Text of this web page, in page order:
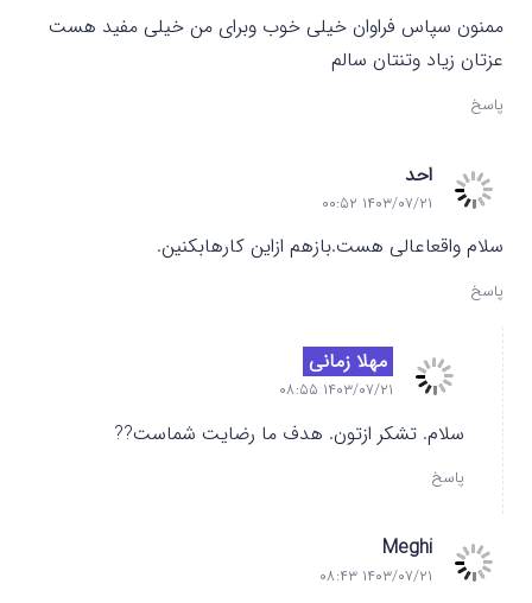
ممنون سپاس فراوان خیلی خوب وبرای من خیلی مفید هست
عزتان زیاد وتنتان سالم
پاسخ
احد
۱۴۰۳/۰۷/۲۱ ۰۰:۵۲
سلام واقعاعالی هست.بازهم ازاین کارهابکنین.
پاسخ
مهلا زمانی
۱۴۰۳/۰۷/۲۱ ۰۸:۵۵
سلام. تشکر ازتون. هدف ما رضایت شماست??
پاسخ
Meghi
۱۴۰۳/۰۷/۲۱ ۰۸:۴۳